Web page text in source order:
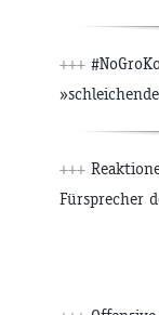
+++
+++
Fürsprecher